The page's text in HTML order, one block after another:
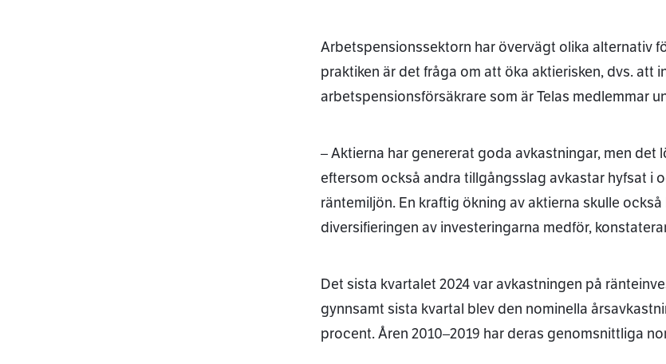
Arbetspensionssektorn har övervägt olika alternativ
praktiken är det fråga om att öka aktierisken, dvs. att
arbetspensionsförsäkrare som är Telas medlemmar
– Aktierna har genererat goda avkastningar, men
eftersom också andra tillgångsslag avkastar hyfsat i
räntemiljön. En kraftig ökning av aktierna skulle
diversifieringen av investeringarna medför,
Det sista kvartalet 2024 var avkastningen på
gynnsamt sista kvartal blev den nominella
procent. Åren 2010–2019 har deras genomsnittliga